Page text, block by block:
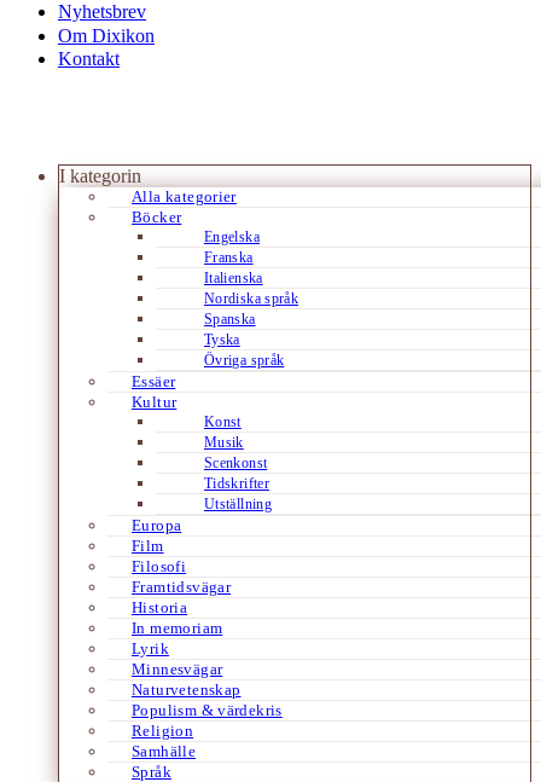
Nyhetsbrev
Om Dixikon
Kontakt
I kategorin
Alla kategorier
Böcker
Engelska
Franska
Italienska
Nordiska språk
Spanska
Tyska
Övriga språk
Essäer
Kultur
Konst
Musik
Scenkonst
Tidskrifter
Utställning
Europa
Film
Filosofi
Framtidsvägar
Historia
In memoriam
Lyrik
Minnesvägar
Naturvetenskap
Populism & värdekris
Religion
Samhälle
Språk